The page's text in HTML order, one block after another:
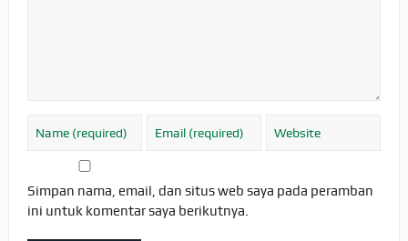
Simpan nama, email, dan situs web saya pada peramban
ini untuk komentar saya berikutnya.